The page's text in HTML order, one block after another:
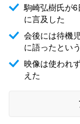
駒崎弘樹氏が6
に言及した
会後には待機
に語ったという
映像は使われ
えた